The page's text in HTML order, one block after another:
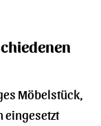
Möbelstück,
eingesetzt